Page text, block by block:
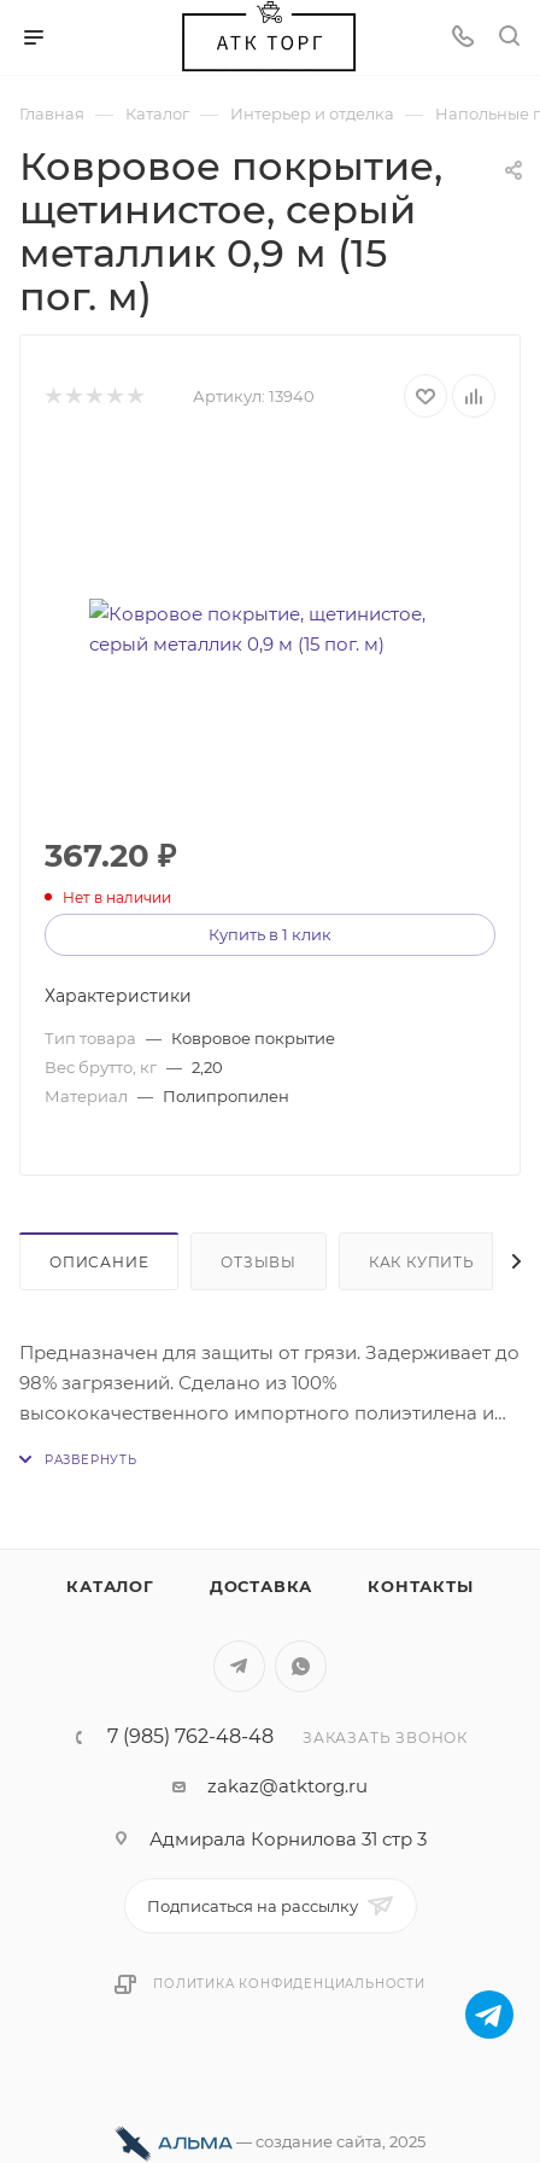
Главная — Каталог — Интерьер и отделка — Напольные
Ковровое покрытие,
щетинистое, серый
металлик 0,9 м (15
пог. м)
Артикул: 13940
367.20 ₽
Нет в наличии
Купить в 1 клик
Характеристики
Тип товара — Ковровое покрытие
Вес брутто, кг — 2,20
Материал — Полипропилен
ОПИСАНИЕ ОТЗЫВЫ КАК КУПИТЬ
Предназначен для защиты от грязи. Задерживает до
98% загрязений. Сделано из 100%
высококачественного импортного полиэтилена и
Обратите внимание, что цвет товара на фото может
устройства и отличаться от реального образца.
КАТАЛОГ ДОСТАВКА КОНТАКТЫ
7 (985) 762-48-48 ЗАКАЗАТЬ ЗВОНОК
zakaz@atktorg.ru
Адмирала Корнилова 31 стр 3
Подписаться на рассылку
ПОЛИТИКА КОНФИДЕНЦИАЛЬНОСТИ
—cоздание сайта , 2025